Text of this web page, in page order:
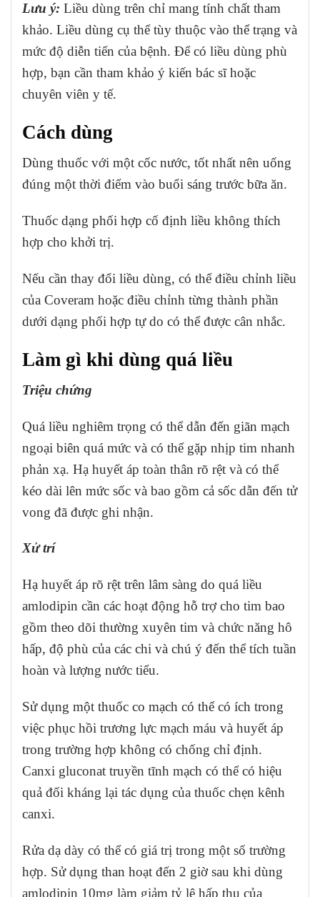
Lưu ý: Liều dùng trên chỉ mang tính chất tham
khảo. Liều dùng cụ thể tùy thuộc vào thể trạng và
mức độ diễn tiến của bệnh. Để có liều dùng phù
hợp, bạn cần tham khảo ý kiến bác sĩ hoặc
chuyên viên y tế.
Cách dùng
Dùng thuốc với một cốc nước, tốt nhất nên uống
đúng một thời điểm vào buổi sáng trước bữa ăn.
Thuốc dạng phối hợp cố định liều không thích
hợp cho khởi trị.
Nếu cần thay đổi liều dùng, có thể điều chỉnh liều
của Coveram hoặc điều chỉnh từng thành phần
dưới dạng phối hợp tự do có thể được cân nhắc.
Làm gì khi dùng quá liều
Triệu chứng
Quá liều nghiêm trọng có thể dẫn đến giãn mạch
ngoại biên quá mức và có thể gặp nhịp tim nhanh
phản xạ. Hạ huyết áp toàn thân rõ rệt và có thể
kéo dài lên mức sốc và bao gồm cả sốc dẫn đến tử
vong đã được ghi nhận.
Xử trí
Hạ huyết áp rõ rệt trên lâm sàng do quá liều
amlodipin cần các hoạt động hỗ trợ cho tim bao
gồm theo dõi thường xuyên tim và chức năng hô
hấp, độ phù của các chi và chú ý đến thể tích tuần
hoàn và lượng nước tiểu.
Sử dụng một thuốc co mạch có thể có ích trong
việc phục hồi trương lực mạch máu và huyết áp
trong trường hợp không có chống chỉ định.
Canxi gluconat truyền tĩnh mạch có thể có hiệu
quả đối kháng lại tác dụng của thuốc chẹn kênh
canxi.
Rửa dạ dày có thể có giá trị trong một số trường
hợp. Sử dụng than hoạt đến 2 giờ sau khi dùng
amlodipin 10mg làm giảm tỷ lệ hấp thu của